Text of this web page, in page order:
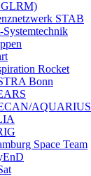
STAB
Rocket
Bonn
AQUARIUS
Space Team